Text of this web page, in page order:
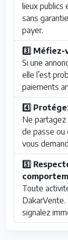
lieux publics
sans
payer.
3️⃣ Méfiez-
Si une
elle l’est
paiements
4️⃣
Ne partagez
de passe ou
vous
5️⃣
Toute
DakarVente.
signalez